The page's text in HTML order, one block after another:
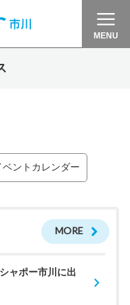
MENU
ベントカレンダー
MORE
ャポー市川に出